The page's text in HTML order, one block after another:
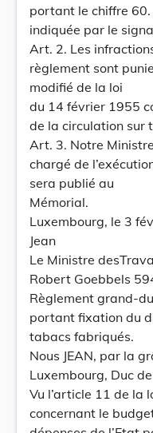
portant le chiffre 60.
indiquée par le
Art. 2. Les
règlement sont
modifié de la loi
du 14 février 1955
de la circulation sur
Art. 3. Notre
chargé de
sera publié au
Mémorial.
Luxembourg, le 3
Jean
Le Ministre
Robert Goebbels
Règlement grand-
portant fixation du
tabacs fabriqués.
Nous JEAN, par la
Luxembourg, Duc
Vu l’article 11 de la
concernant le